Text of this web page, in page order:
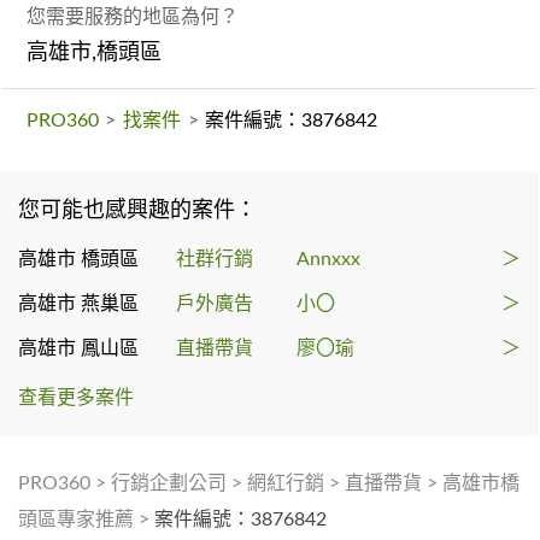
您需要服務的地區為何？
高雄市,橋頭區
PRO360 > 找案件 > 案件編號：3876842
您可能也感興趣的案件：
高雄市 橋頭區 社群行銷 Annxxx ＞
高雄市 燕巢區 戶外廣告 小〇 ＞
高雄市 鳳山區 直播帶貨 廖〇瑜 ＞
查看更多案件
PRO360 > 行銷企劃公司 > 網紅行銷 > 直播帶貨 > 高雄市橋
頭區專家推薦 > 案件編號：3876842